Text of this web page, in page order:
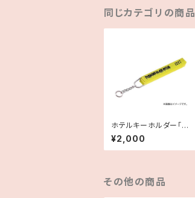
同じカテゴリの商品
ホテルキーホルダー「FE
MIKING BLACK MET
AL」電撃引退
¥2,000
その他の商品